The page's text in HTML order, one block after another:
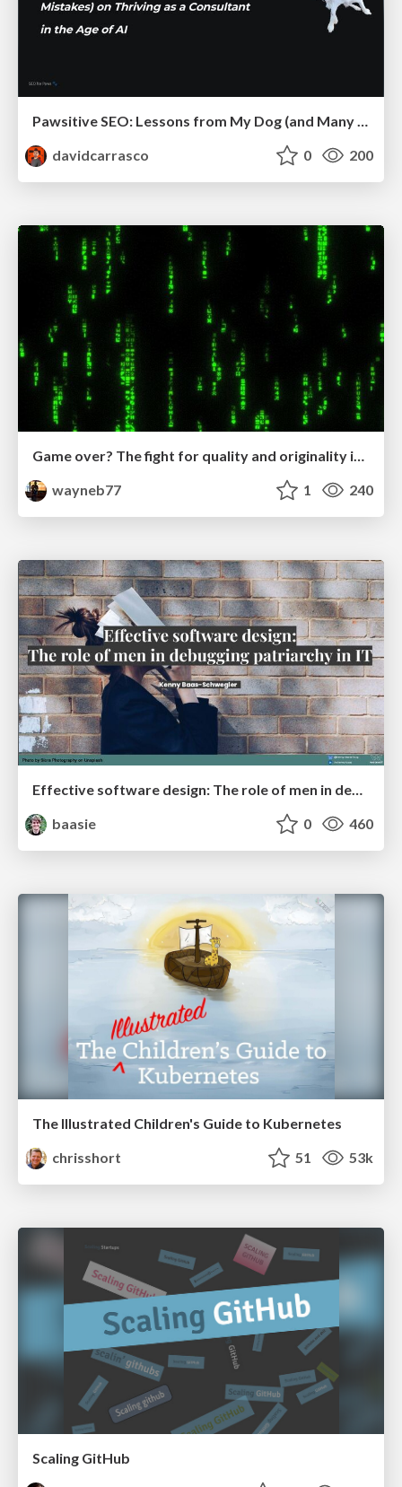
Pawsitive SEO: Lessons from My Dog (and Many Mistakes) on Thriving as a Consultant in the Age of AI
davidcarrasco
0 200
wayneb77
1 240
Effective software design: The role of men in debugging patriarchy in IT @ Voxxed Days AMS
baasie
0 460
The Illustrated Children's Guide to Kubernetes
chrisshort
51 53k
Scaling GitHub